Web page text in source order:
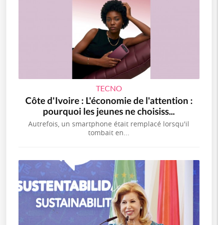
TECNO
Côte d'Ivoire : L'économie de l'attention :
pourquoi les jeunes ne choisiss...
Autrefois, un smartphone était remplacé lorsqu'il
tombait en...